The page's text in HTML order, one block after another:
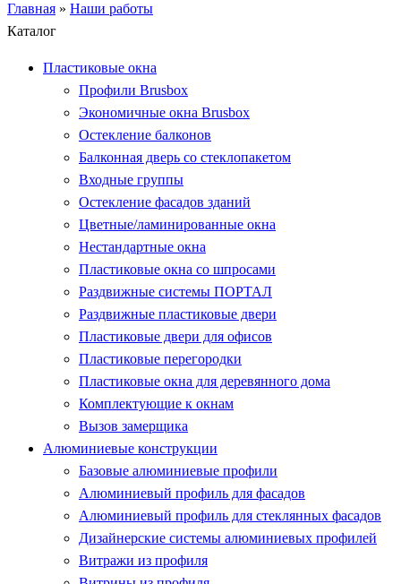
Главная » Наши работы
Каталог
Пластиковые окна
Профили Brusbox
Экономичные окна Brusbox
Остекление балконов
Балконная дверь со стеклопакетом
Входные группы
Остекление фасадов зданий
Цветные/ламинированные окна
Нестандартные окна
Пластиковые окна со шпросами
Раздвижные системы ПОРТАЛ
Раздвижные пластиковые двери
Пластиковые двери для офисов
Пластиковые перегородки
Пластиковые окна для деревянного дома
Комплектующие к окнам
Вызов замерщика
Алюминиевые конструкции
Базовые алюминиевые профили
Алюминиевый профиль для фасадов
Алюминиевый профиль для стеклянных фасадов
Дизайнерские системы алюминиевых профилей
Витражи из профиля